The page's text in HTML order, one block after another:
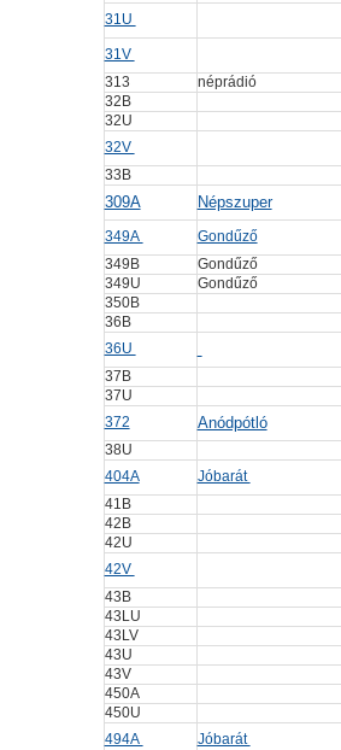
31U
31V
313
néprádió
32B
32U
32V
33B
309A Népszuper
349A
Gondűző
349B
Gondűző
349U
Gondűző
350B
36B
36U
37B
37U
372
Anódpótló
38U
404A
Jóbarát
41B
42B
42U
42V
43B
43LU
43LV
43U
43V
450A
450U
494A
Jóbarát